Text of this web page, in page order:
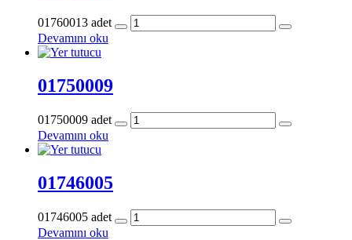
01760013 adet
Devamını oku
01750009
01750009 adet
Devamını oku
01746005
01746005 adet
Devamını oku